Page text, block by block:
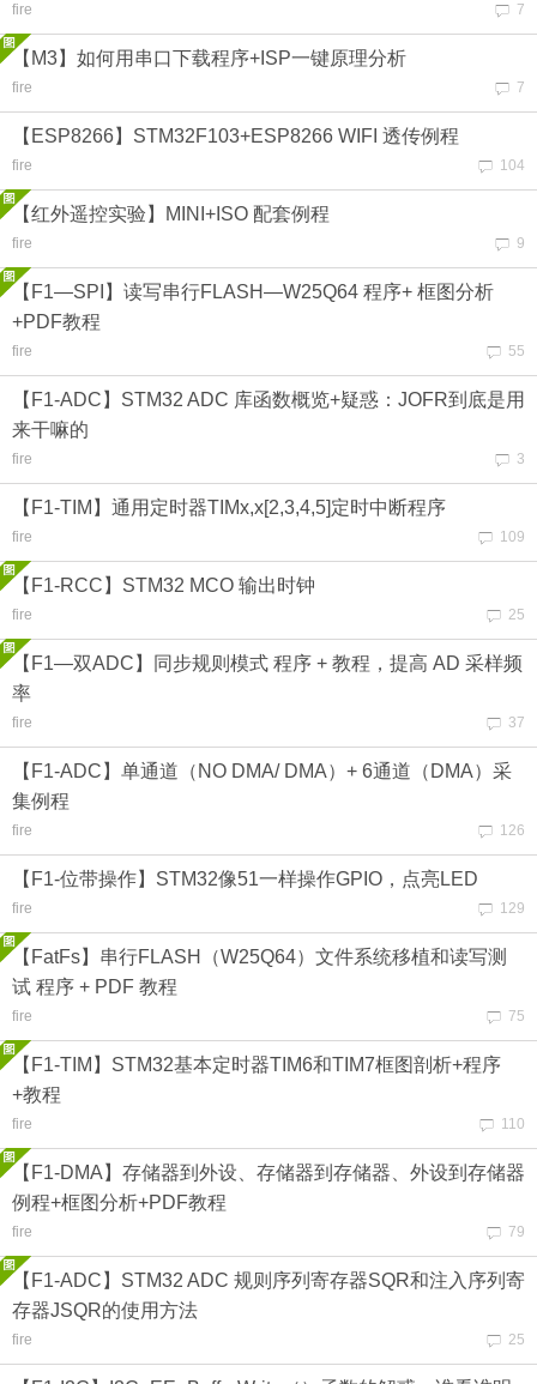
fire 7
【M3】如何用串口下载程序+ISP一键原理分析
fire 7
【ESP8266】STM32F103+ESP8266 WIFI 透传例程
fire 104
【红外遥控实验】MINI+ISO 配套例程
fire 9
【F1—SPI】读写串行FLASH—W25Q64 程序+ 框图分析
+PDF教程
fire 55
【F1-ADC】STM32 ADC 库函数概览+疑惑：JOFR到底是用
来干嘛的
fire 3
【F1-TIM】通用定时器TIMx,x[2,3,4,5]定时中断程序
fire 109
【F1-RCC】STM32 MCO 输出时钟
fire 25
【F1—双ADC】同步规则模式 程序 + 教程，提高 AD 采样频
率
fire 37
【F1-ADC】单通道（NO DMA/ DMA）+ 6通道（DMA）采
集例程
fire 126
【F1-位带操作】STM32像51一样操作GPIO，点亮LED
fire 129
【FatFs】串行FLASH（W25Q64）文件系统移植和读写测
试 程序 + PDF 教程
fire 75
【F1-TIM】STM32基本定时器TIM6和TIM7框图剖析+程序
+教程
fire 110
【F1-DMA】存储器到外设、存储器到存储器、外设到存储器
例程+框图分析+PDF教程
fire 79
【F1-ADC】STM32 ADC 规则序列寄存器SQR和注入序列寄
存器JSQR的使用方法
fire 25